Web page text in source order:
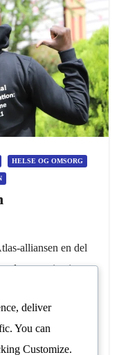
HELSE OG OMSORG
alliansen en del
organisasjoner
trengs mest. Midler
deliver
You can
Customize.